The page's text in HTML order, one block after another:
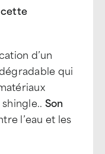
d’un
qui
Son
l’eau et les